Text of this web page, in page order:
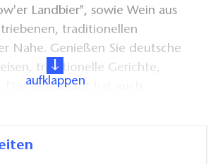
Landbier", sowie Wein aus
traditionellen
Nahe. Genießen Sie deutsche
traditionelle Gerichte,
Restaurant hat auch
und Wochen- und saisonale
aufklappen